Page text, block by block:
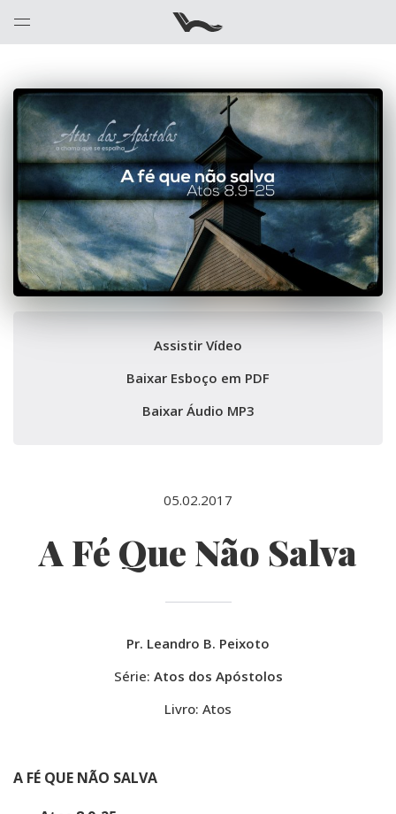
Assistir Vídeo
Baixar Esboço em PDF
Baixar Áudio MP3
05.02.2017
A Fé Que Não Salva
Pr. Leandro B. Peixoto
Série: Atos dos Apóstolos
Livro: Atos
A FÉ QUE NÃO SALVA